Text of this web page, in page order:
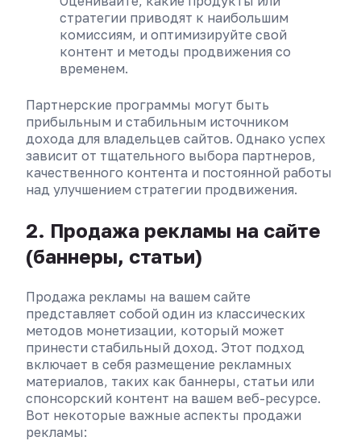
стратегии приводят к наибольшим
комиссиям, и оптимизируйте свой
контент и методы продвижения со
временем.
Партнерские программы могут быть
прибыльным и стабильным источником
дохода для владельцев сайтов. Однако успех
зависит от тщательного выбора партнеров,
качественного контента и постоянной работы
над улучшением стратегии продвижения.
2. Продажа рекламы на сайте
(баннеры, статьи)
Продажа рекламы на вашем сайте
представляет собой один из классических
методов монетизации, который может
принести стабильный доход. Этот подход
включает в себя размещение рекламных
материалов, таких как баннеры, статьи или
спонсорский контент на вашем веб-ресурсе.
Вот некоторые важные аспекты продажи
рекламы: